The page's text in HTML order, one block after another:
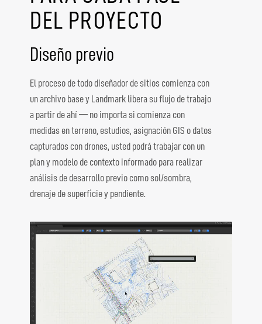
DEL PROYECTO
Diseño previo
El proceso de todo diseñador de sitios comienza con
un archivo base y Landmark libera su flujo de trabajo
a partir de ahí — no importa si comienza con
medidas en terreno, estudios, asignación GIS o datos
capturados con drones, usted podrá trabajar con un
plan y modelo de contexto informado para realizar
análisis de desarrollo previo como sol/sombra,
drenaje de superficie y pendiente.